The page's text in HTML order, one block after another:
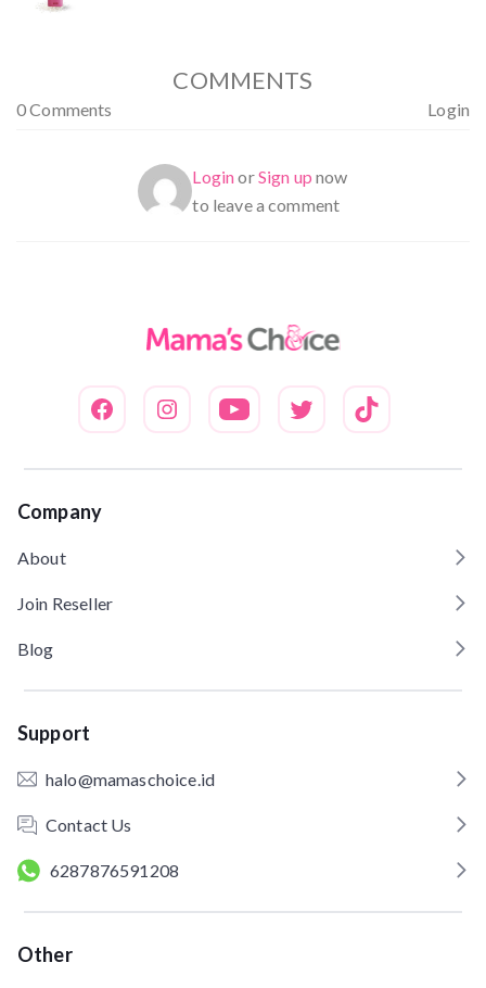
COMMENTS
0 Comments Login
LoginorSign up now
to leave a comment
Company
About
Join Reseller
Blog
Support
halo@mamaschoice.id
Contact Us
6287876591208
Other